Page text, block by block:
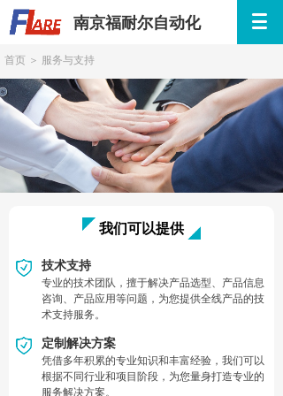
首页 ＞ 服务与支持
我们可以提供
技术支持
专业的技术团队，擅于解决产品选型、产品信息
咨询、产品应用等问题，为您提供全线产品的技
术支持服务。
定制解决方案
凭借多年积累的专业知识和丰富经验，我们可以
根据不同行业和项目阶段，为您量身打造专业的
服务解决方案。
南京福耐尔自动化